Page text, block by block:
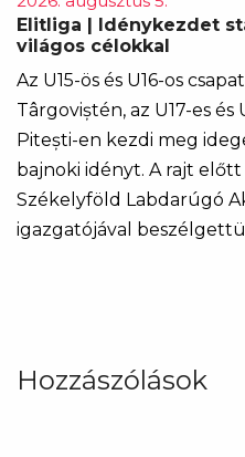
Elitliga | Idénykezdet
világos célokkal
Az U15-ös és U16-os
Târgoviștén, az U17-es
Pitești-en kezdi meg
bajnoki idényt. A rajt
Székelyföld Labdarúgó
igazgatójával
Hozzászólások